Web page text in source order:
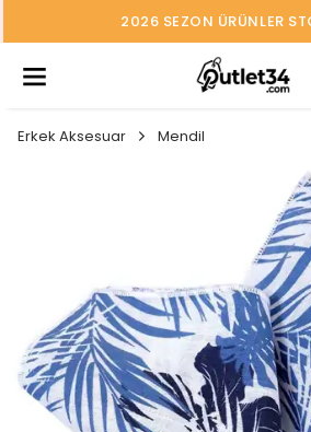
2026 SEZON ÜRÜNLER
Erkek Aksesuar Mendil